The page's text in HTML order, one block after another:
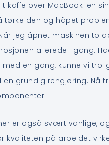
kaffe over MacBook-en
tørke den og håpet
jeg åpnet maskinen to
allerede i gang.
en gang, kunne vi
en grundig rengjøring. Nå
er også svært vanlige,
kvaliteten på arbeidet